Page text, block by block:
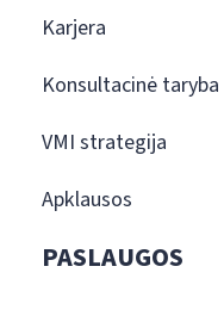
Karjera
Konsultacinė taryba
VMI strategija
Apklausos
PASLAUGOS